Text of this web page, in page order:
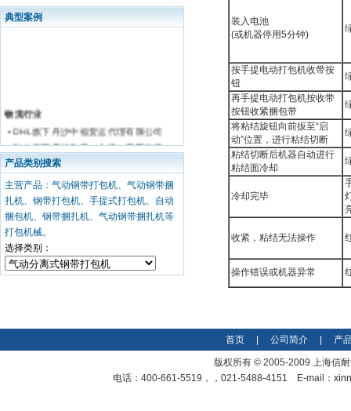
装入电池
(或机器停用5分钟)
按手提电动打包机收带按
钮
再手提电动打包机按收带
按钮收紧捆包带
将粘结旋钮向前扳至“启
动”位置，进行粘结切断
粘结切断后机器自动进行
粘结面冷却
冷却完毕
收紧，粘结无法操作
操作错误或机器异常
典型案例
物流行业
• DHL旗下丹沙中福货运代理有限公司
• DHL旗下丹沙物流（上海）有限公司
• 华和国际储运有限公司
钢铁 有色金属行业
• 上海宝钢
• 镇江华源铝业有限公司
• 东莞珂霓钢制品有限公司
• 浙江冠川金属
• 中金黄金股份有限公司
• 上海中油天宝
产品类别搜索
主营产品：气动钢带打包机、气动钢带捆
扎机、钢带打包机、手提式打包机、自动
捆包机、钢带捆扎机、气动钢带捆扎机等
打包机械。
选择类别：
首页 公司简介 产
版权所有 © 2005-2009 上海信
电话：400-661-5519，，021-5488-4151 E-mail：